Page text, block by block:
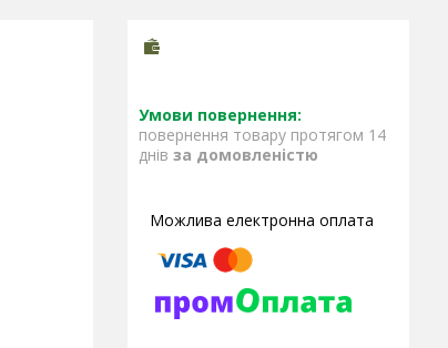
повернення товару протягом 14
днів за домовленістю